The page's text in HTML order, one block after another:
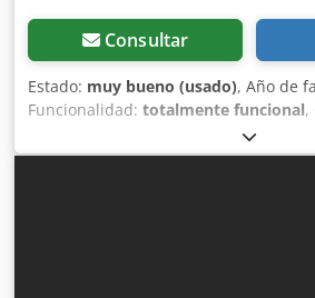
Consultar
Estado: muy bueno (usado), Año de
Funcionalidad: totalmente funcional,
tornillo BOGE C9LFR con variador de
Datos técnicos: Caudal: 1,20 m³/min
7,5 kW; Presión máxima: 10 bares;